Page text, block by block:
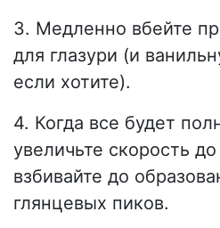
3. Медленно вбейте
для глазури (и
если хотите).
4. Когда все будет
увеличьте скорость
взбивайте до
глянцевых пиков.